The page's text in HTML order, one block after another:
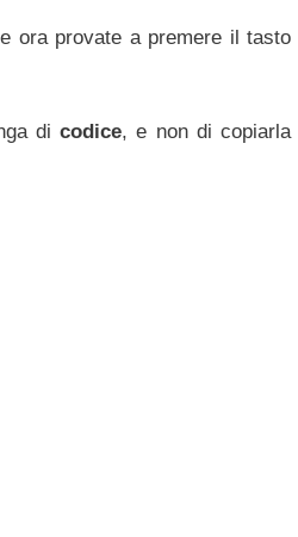
ora provate a premere il tasto
di codice, e non di copiarla